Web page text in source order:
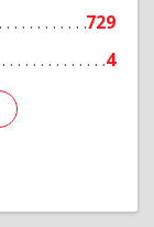
729
4